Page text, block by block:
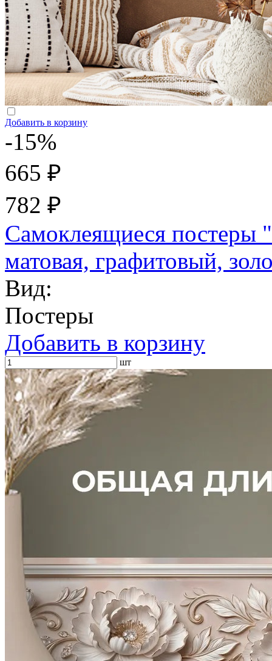
Добавить в корзину
-15%
665 ₽
782 ₽
Самоклеящиеся постеры
матовая, графитовый,
Вид:
Постеры
Добавить в корзину
шт